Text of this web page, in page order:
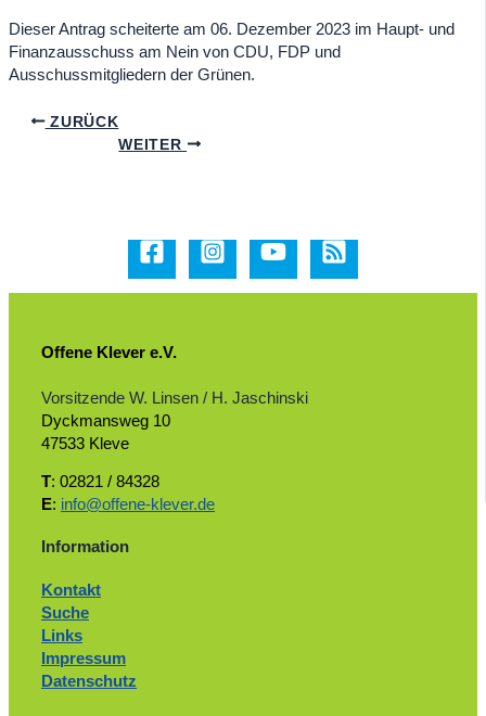
Dieser Antrag scheiterte am 06. Dezember 2023 im Haupt- und
Finanzausschuss am Nein von CDU, FDP und
Ausschussmitgliedern der Grünen.
ZURÜCK
WEITER
Offene Klever e.V.
Vorsitzende W. Linsen / H. Jaschinski
Dyckmansweg 10
47533 Kleve
T: 02821 / 84328
E: info@offene-klever.de
Information
Kontakt
Suche
Links
Impressum
Datenschutz